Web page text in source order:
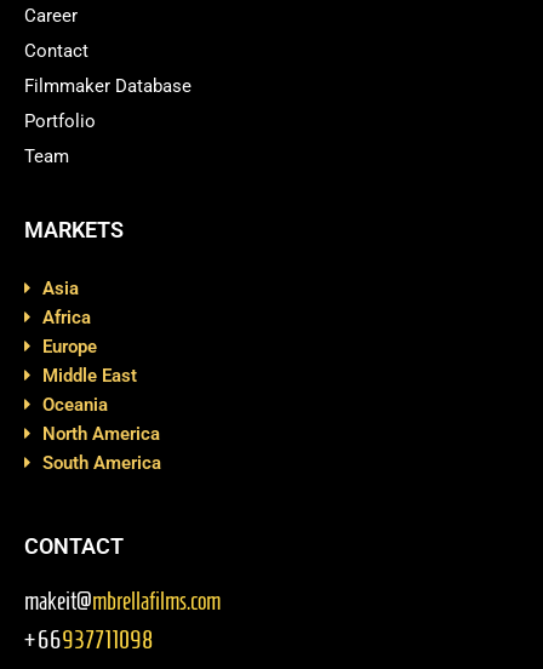
Career
Contact
Filmmaker Database
Portfolio
Team
MARKETS
Asia
Africa
Europe
Middle East
Oceania
North America
South America
CONTACT
makeit@mbrellafilms.com
+66937711098